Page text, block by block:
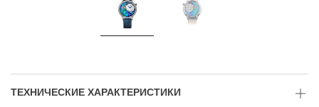
ТЕХНИЧЕСКИЕ ХАРАКТЕРИСТИКИ